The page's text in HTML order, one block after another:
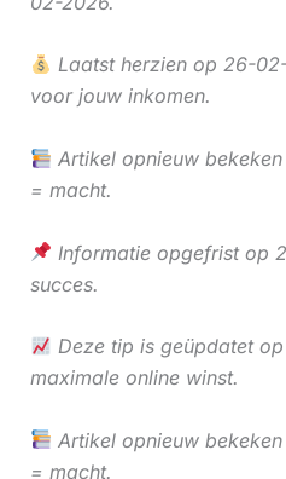
Laatst herzien op 26-
voor jouw inkomen.
Artikel opnieuw
= macht.
Informatie opgefrist op
succes.
Deze tip is geüpdatet
maximale online winst.
Artikel opnieuw
= macht.